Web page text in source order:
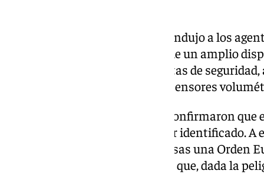
El avance de la investigación condujo a los
lo alto de una colina y rodeada de un amplio
muros, verjas, persianas y puertas de
circuito de videovigilancia con sensores
Tras su vigilancia, los agentes confirmaron
cual apenas salía para evitar ser identificado.
orden de las autoridades francesas una Orden
entrada y registro de la vivienda que, dada la